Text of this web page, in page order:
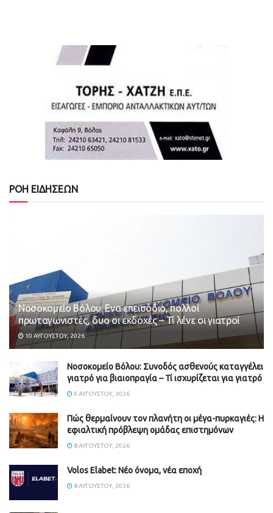
ΡΟΗ ΕΙΔΗΣΕΩΝ
Νοσοκομείο Βόλου: Ενα επεισόδιο, πολλοί
πρωταγωνιστές, δυο οι εκδοχές – Τί λένε οι γιατροί
10 ΑΥΓΟΎΣΤΟΥ, 2026
Νοσοκομείο Βόλου: Συνοδός ασθενούς καταγγέλει
γιατρό για βιαιοπραγία – Τί ισχυρίζεται για γιατρό
9 ΑΥΓΟΎΣΤΟΥ, 2026
Πώς θερμαίνουν τον πλανήτη οι μέγα-πυρκαγιές: Η
εφιαλτική πρόβλεψη ομάδας επιστημόνων
8 ΑΥΓΟΎΣΤΟΥ, 2026
Volos Elabet: Νέο όνομα, νέα εποχή
8 ΑΥΓΟΎΣΤΟΥ, 2026